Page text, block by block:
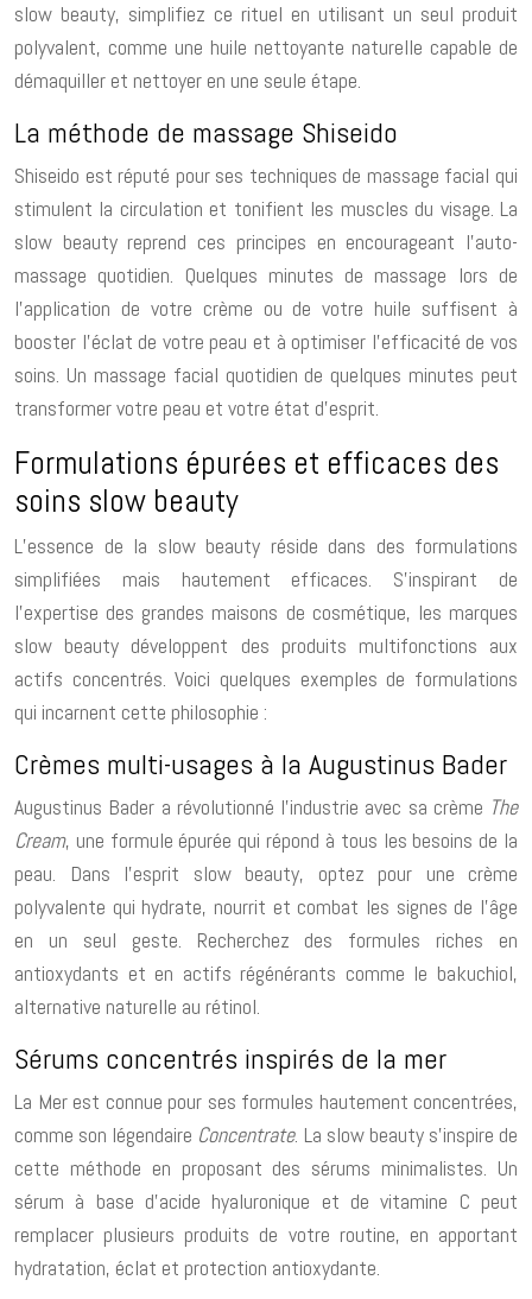
slow beauty, simplifiez ce rituel en utilisant un seul produit
polyvalent, comme une huile nettoyante naturelle capable de
démaquiller et nettoyer en une seule étape.
La méthode de massage Shiseido
Shiseido est réputé pour ses techniques de massage facial qui
stimulent la circulation et tonifient les muscles du visage. La
slow beauty reprend ces principes en encourageant l’auto-
massage quotidien. Quelques minutes de massage lors de
l’application de votre crème ou de votre huile suffisent à
booster l’éclat de votre peau et à optimiser l’efficacité de vos
soins. Un massage facial quotidien de quelques minutes peut
transformer votre peau et votre état d’esprit.
Formulations épurées et efficaces des
soins slow beauty
L’essence de la slow beauty réside dans des formulations
simplifiées mais hautement efficaces. S’inspirant de
l’expertise des grandes maisons de cosmétique, les marques
slow beauty développent des produits multifonctions aux
actifs concentrés. Voici quelques exemples de formulations
qui incarnent cette philosophie :
Crèmes multi-usages à la Augustinus Bader
Augustinus Bader a révolutionné l’industrie avec sa crème The
Cream, une formule épurée qui répond à tous les besoins de la
peau. Dans l’esprit slow beauty, optez pour une crème
polyvalente qui hydrate, nourrit et combat les signes de l’âge
en un seul geste. Recherchez des formules riches en
antioxydants et en actifs régénérants comme le bakuchiol,
alternative naturelle au rétinol.
Sérums concentrés inspirés de la mer
La Mer est connue pour ses formules hautement concentrées,
comme son légendaire Concentrate. La slow beauty s’inspire de
cette méthode en proposant des sérums minimalistes. Un
sérum à base d’acide hyaluronique et de vitamine C peut
remplacer plusieurs produits de votre routine, en apportant
hydratation, éclat et protection antioxydante.